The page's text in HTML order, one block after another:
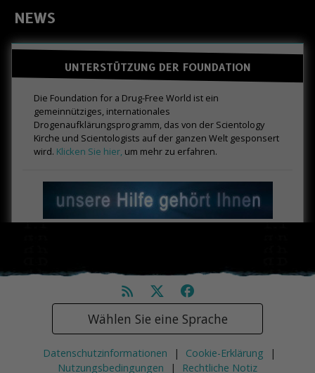
NEWS
UNTERSTÜTZUNG DER FOUNDATION
Die Foundation for a Drug-Free World ist ein
gemeinnütziges, internationales
Drogenaufklärungsprogramm, das von der Scientology
Kirche und Scientologists auf der ganzen Welt gesponsert
wird. Klicken Sie hier, um mehr zu erfahren.
Wählen Sie eine Sprache
Datenschutzinformationen | Cookie-Erklärung
|
Nutzungsbedingungen
| Rechtliche Notiz